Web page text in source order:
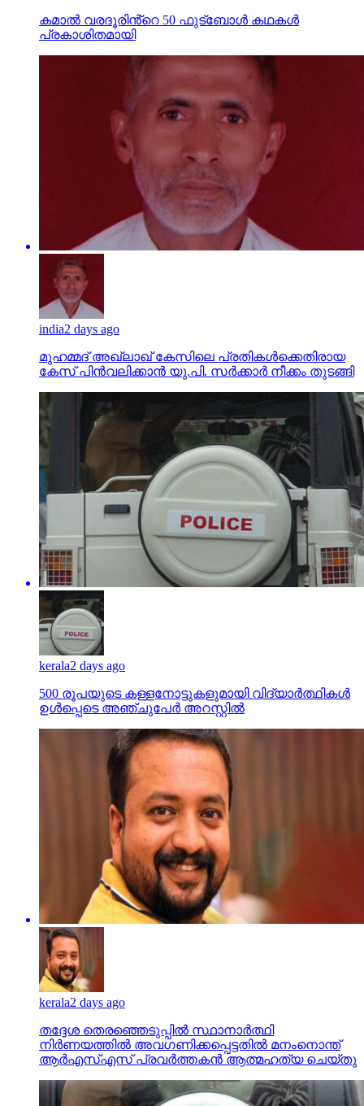
കമാൽ വരദൂരിൻ്റെ 50 ഫുട്ബോൾ കഥകൾ
പ്രകാശിതമായി
india2 days ago
മുഹമ്മദ് അഖ്‌ലാഖ് കേസിലെ പ്രതികള്‍ക്കെതിരായ
കേസ് പിന്‍വലിക്കാന്‍ യു.പി. സര്‍ക്കാര്‍ നീക്കം തുടങ്ങി
kerala2 days ago
500 രൂപയുടെ കള്ളനോട്ടുകളുമായി വിദ്യാര്‍ത്ഥികള്‍
ഉള്‍പ്പെടെ അഞ്ചുപേര്‍ അറസ്റ്റില്‍
kerala2 days ago
തദ്ദേശ തെരഞ്ഞെടുപ്പില്‍ സ്ഥാനാര്‍ത്ഥി
നിര്‍ണയത്തില്‍ അവഗണിക്കപ്പെട്ടതില്‍ മനംനൊന്ത്
ആര്‍എസ്എസ് പ്രവര്‍ത്തകന്‍ ആത്മഹത്യ ചെയ്തു